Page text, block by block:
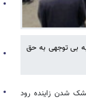
بی توجهی به حق
شدن زاینده رود